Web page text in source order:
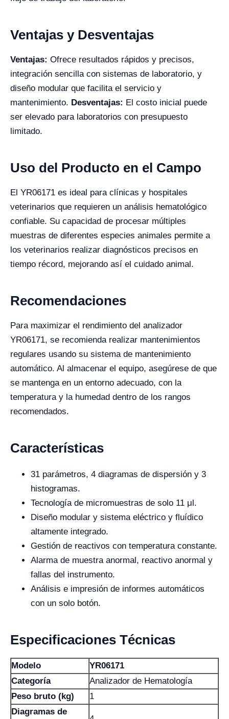
Ventajas y Desventajas
Ventajas: Ofrece resultados rápidos y precisos,
integración sencilla con sistemas de laboratorio, y
diseño modular que facilita el servicio y
mantenimiento. Desventajas: El costo inicial puede
ser elevado para laboratorios con presupuesto
limitado.
Uso del Producto en el Campo
El YR06171 es ideal para clínicas y hospitales
veterinarios que requieren un análisis hematológico
confiable. Su capacidad de procesar múltiples
muestras de diferentes especies animales permite a
los veterinarios realizar diagnósticos precisos en
tiempo récord, mejorando así el cuidado animal.
Recomendaciones
Para maximizar el rendimiento del analizador
YR06171, se recomienda realizar mantenimientos
regulares usando su sistema de mantenimiento
automático. Al almacenar el equipo, asegúrese de que
se mantenga en un entorno adecuado, con la
temperatura y la humedad dentro de los rangos
recomendados.
Características
31 parámetros, 4 diagramas de dispersión y 3
histogramas.
Tecnología de micromuestras de solo 11 μl.
Diseño modular y sistema eléctrico y fluídico
altamente integrado.
Gestión de reactivos con temperatura constante.
Alarma de muestra anormal, reactivo anormal y
fallas del instrumento.
Análisis e impresión de informes automáticos
con un solo botón.
Especificaciones Técnicas
Modelo
YR06171
Categoría
Analizador de Hematología
Peso bruto (kg)
1
Diagramas de